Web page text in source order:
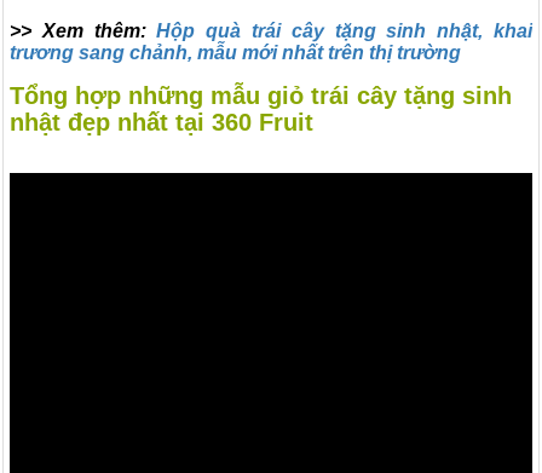
>> Xem thêm:Hộp quà trái cây tặng sinh nhật, khai
trương sang chảnh, mẫu mới nhất trên thị trường
Tổng hợp những mẫu giỏ trái cây tặng sinh
nhật đẹp nhất tại 360 Fruit